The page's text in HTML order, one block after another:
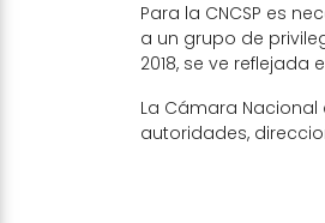
Para la CNCSP es
a un grupo de
2018, se ve
La Cámara
autoridades,